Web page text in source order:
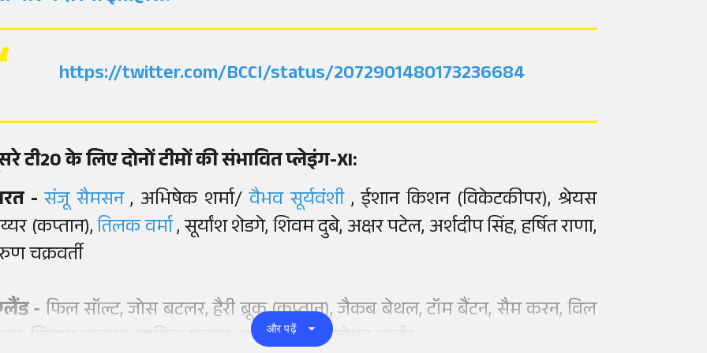
https://twitter.com/BCCI/status/2072901480173236684
टी20 के लिए दोनों टीमों की संभावित प्लेइंग-XI:
- संजू सैमसन, अभिषेक शर्मा/ वैभव सूर्यवंशी, ईशान किशन (विकेटकीपर), श्रेयस
(कप्तान),तिलक वर्मा, सूर्यांश शेडगे, शिवम दुबे, अक्षर पटेल, अर्शदीप सिंह, हर्षित राणा,
चक्रवर्ती
-फिल सॉल्ट, जोस बटलर, हैरी ब्रूक (कप्तान), जैकब बेथल, टॉम बैंटन, सैम करन, विल
जैक्स, लियाम डावसन, साकिब महमूद, आदिल रशीद, जोफ्रा आर्चर
और पढ़ें